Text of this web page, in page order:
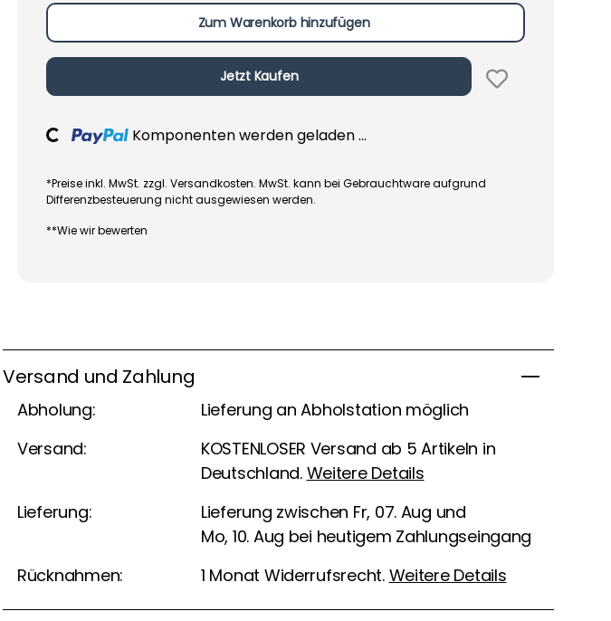
Zum Warenkorb hinzufügen
Jetzt Kaufen
Loading... Komponenten werden geladen ...
*Preise inkl. MwSt. zzgl. Versandkosten. MwSt. kann bei Gebrauchtware aufgrund
Differenzbesteuerung nicht ausgewiesen werden.
**Wie wir bewerten
Versand und Zahlung
Abholung:
Lieferung an Abholstation möglich
Versand:
KOSTENLOSER Versand ab 5 Artikeln in
Deutschland. Weitere Details
Lieferung:
Lieferung zwischen Fr, 07. Aug und
Mo, 10. Aug bei heutigem Zahlungseingang
Rücknahmen:
1 Monat Widerrufsrecht. Weitere Details